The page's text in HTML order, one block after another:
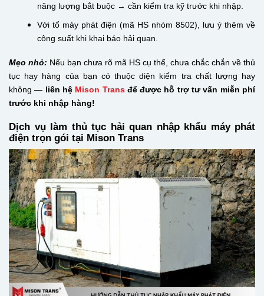
năng lượng bắt buộc → cần kiểm tra kỹ trước khi nhập.
Với tổ máy phát điện (mã HS nhóm 8502), lưu ý thêm về
công suất khi khai báo hải quan.
Mẹo nhỏ: Nếu bạn chưa rõ mã HS cụ thể, chưa chắc chắn về thủ
tục hay hàng của bạn có thuộc diện kiểm tra chất lượng hay
không — liên hệ Mison Transđể được hỗ trợ tư vấn miễn phí
trước khi nhập hàng!
Dịch vụ làm thủ tục hải quan nhập khẩu máy phát
điện trọn gói tại Mison Trans